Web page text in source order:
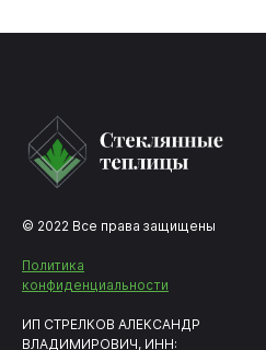
© 2022 Все права защищены
Политика
конфиденциальности
ИП СТРЕЛКОВ АЛЕКСАНДР
ВЛАДИМИРОВИЧ, ИНН: